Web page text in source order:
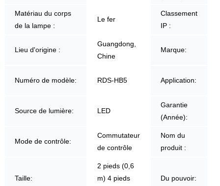
Matériau du corps
de la lampe :
Le fer
Classement
IP :
Lieu d'origine :
Guangdong,
Chine
Marque:
Numéro de modèle: RDS-HB5 Application:
Source de lumière: LED
Garantie
(Année):
Mode de contrôle:
Commutateur
de contrôle
Nom du
produit :
Taille:
2 pieds (0,6
m) 4 pieds
Du pouvoir: